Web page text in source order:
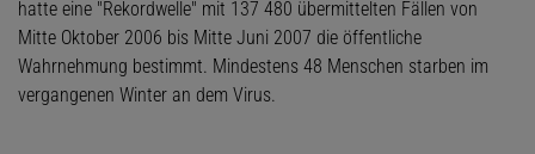
hatte eine "Rekordwelle" mit 137 480 übermittelten Fällen von
Mitte Oktober 2006 bis Mitte Juni 2007 die öffentliche
Wahrnehmung bestimmt. Mindestens 48 Menschen starben im
vergangenen Winter an dem Virus.